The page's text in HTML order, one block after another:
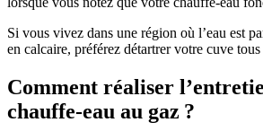
Si vous vivez dans une région où l’eau est
en calcaire, préférez détartrer votre cuve tous
Comment réaliser
chauffe-eau au gaz ?